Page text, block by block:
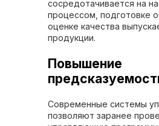
сосредотачивается на
процессом, подготовке
оценке качества
продукции.
Повышение
Современные системы
позволяют заранее